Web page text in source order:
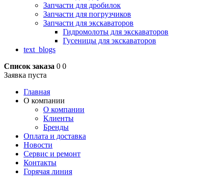
Запчасти для дробилок
Запчасти для погрузчиков
Запчасти для экскаваторов
Гидромолоты для экскаваторов
Гусеницы для экскаваторов
text_blogs
Список заказа 0 0
Заявка пуста
Главная
О компании
О компании
Клиенты
Бренды
Оплата и доставка
Новости
Сервис и ремонт
Контакты
Горячая линия